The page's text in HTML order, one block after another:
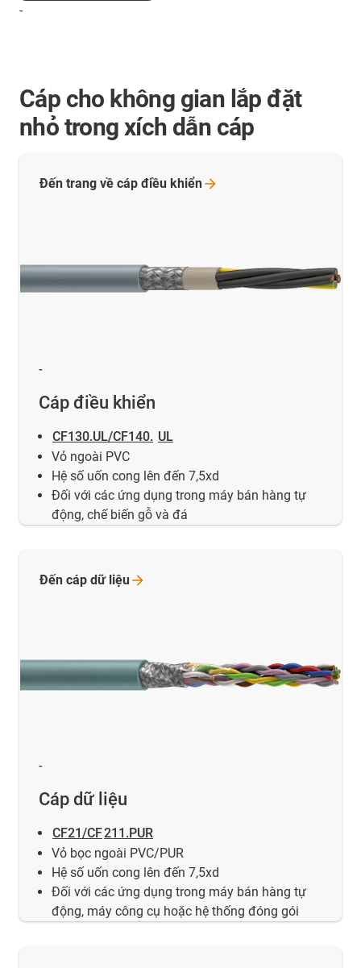
-
Cáp cho không gian lắp đặt
nhỏ trong xích dẫn cáp
-
Cáp điều khiển
CF130.UL/CF140. UL
Vỏ ngoài PVC
Hệ số uốn cong lên đến 7,5xd
Đối với các ứng dụng trong máy bán hàng tự
động, chế biến gỗ và đá
Đến trang về cáp điều khiển
-
Cáp dữ liệu
CF21/CF211.PUR
Vỏ bọc ngoài PVC/PUR
Hệ số uốn cong lên đến 7,5xd
Đối với các ứng dụng trong máy bán hàng tự
động, máy công cụ hoặc hệ thống đóng gói
Đến cáp dữ liệu